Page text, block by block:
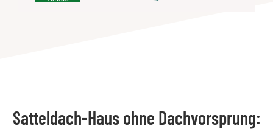
Satteldach-Haus ohne Dachvorsprung: